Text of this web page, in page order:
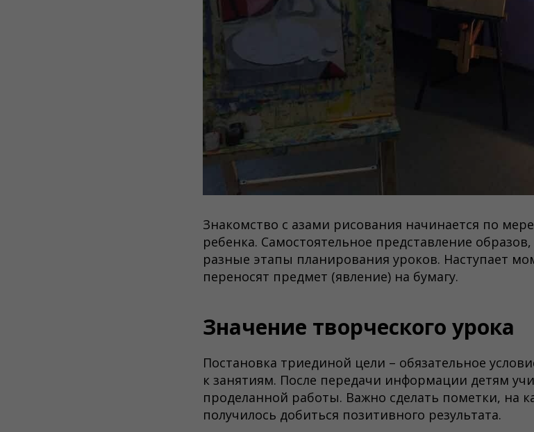
Знакомство с азами рисования начинается по
ребенка. Самостоятельное представление
разные этапы планирования уроков. Наступает
переносят предмет (явление) на бумагу.
Значение творческого урока
Постановка триединой цели – обязательное
к занятиям. После передачи информации детям
проделанной работы. Важно сделать пометки, на
получилось добиться позитивного результата.